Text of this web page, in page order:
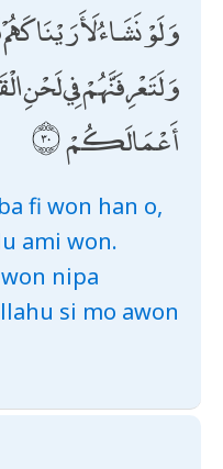
وَلَوْ نَشَاءُ
وَلَتَعْرِفَنَّهُمْ فِي لَحْنِ
أَعْمَالَكُمْ
fi won han o,
ami won.
nipa
si mo awon